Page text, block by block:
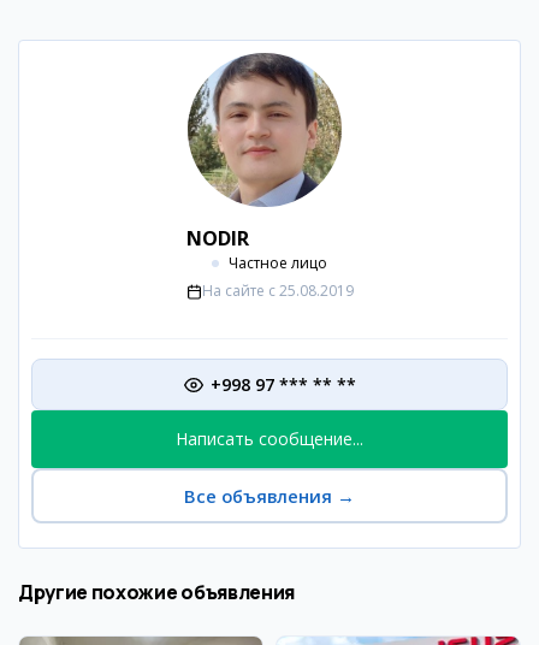
NODIR
Частное лицо
На сайте с 25.08.2019
+998 97 *** ** **
Написать сообщение...
Все объявления →
Другие похожие объявления